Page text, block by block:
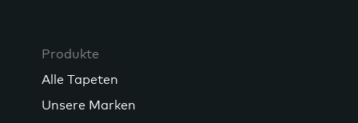
Produkte
Alle Tapeten
Unsere Marken